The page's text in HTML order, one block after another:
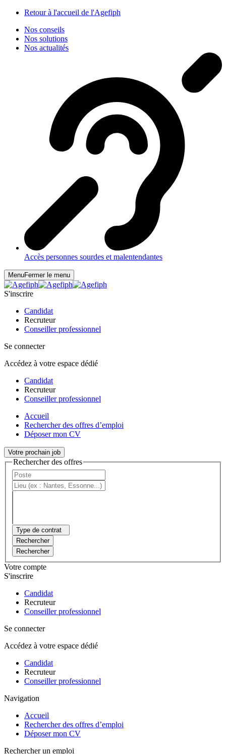
Retour à l'accueil de l'Agefiph
Nos conseils
Nos solutions
Nos actualités
Accès personnes sourdes et malentendantes
MenuFermer le menu
S'inscrire
Candidat
Recruteur
Conseiller professionnel
Se connecter
Accédez à votre espace dédié
Candidat
Recruteur
Conseiller professionnel
Accueil
Rechercher des offres d’emploi
Déposer mon CV
Votre prochain job
Rechercher des offres
Type de contrat
Rechercher
Rechercher
Votre compte
S'inscrire
Candidat
Recruteur
Conseiller professionnel
Se connecter
Accédez à votre espace dédié
Candidat
Recruteur
Conseiller professionnel
Navigation
Accueil
Rechercher des offres d’emploi
Déposer mon CV
Rechercher un emploi